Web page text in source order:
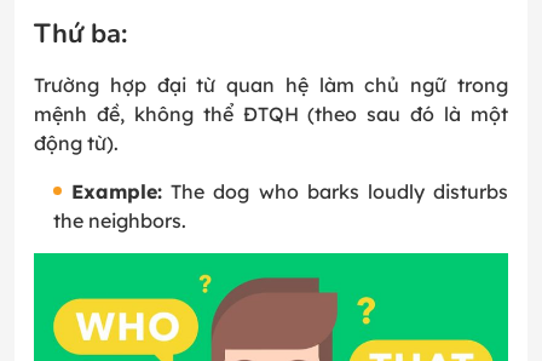
Thứ ba:
Trường hợp đại từ quan hệ làm chủ ngữ trong
mệnh đề, không thể ĐTQH (theo sau đó là một
động từ).
Example: The dog who barks loudly disturbs
the neighbors.